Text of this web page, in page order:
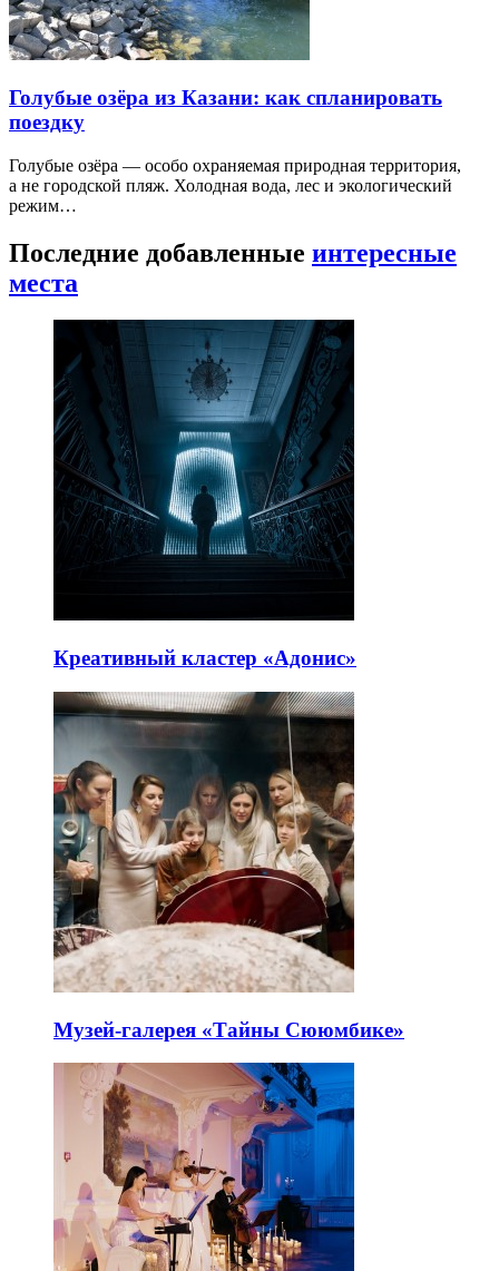
Голубые озёра из Казани: как спланировать
поездку
Голубые озёра — особо охраняемая природная территория,
а не городской пляж. Холодная вода, лес и экологический
режим…
Последние добавленные интересные
места
Креативный кластер «Адонис»
Музей-галерея «Тайны Сююмбике»